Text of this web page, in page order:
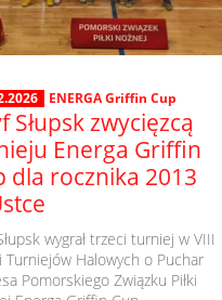
ENERGA Griffin Cup
Słupsk zwycięzcą
Energa Griffin
dla rocznika 2013
wygrał trzeci turniej w VIII
Turniejów Halowych o Puchar
Pomorskiego Związku Piłki